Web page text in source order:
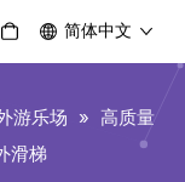
简体中文
游乐场 » 高质量
滑梯